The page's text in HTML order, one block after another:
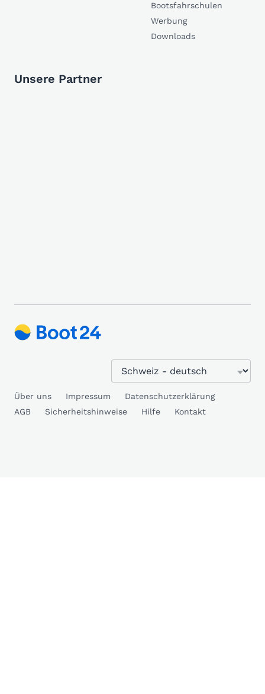
Bootsfahrschulen
Werbung
Downloads
Unsere Partner
Über uns Impressum
Datenschutzerklärung
AGB
Sicherheitshinweise Hilfe Kontakt